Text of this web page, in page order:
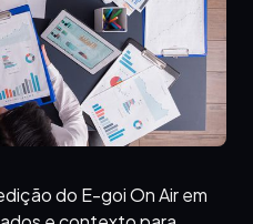
do E-goi On Air em